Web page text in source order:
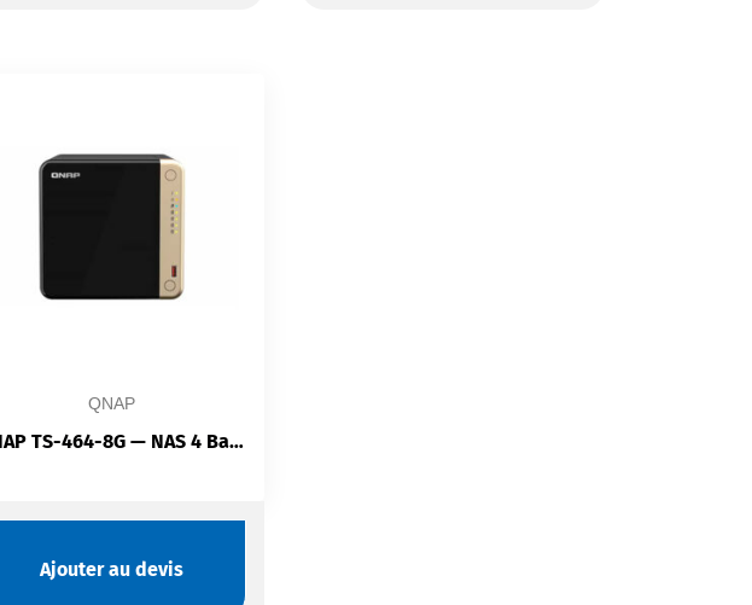
QNAP
QNAP TS-464-8G — NAS 4 Baies | Intel N5095 | 8 Go RAM | 2.5GbE | NVMe | HDMI 4K
Ajouter au devis